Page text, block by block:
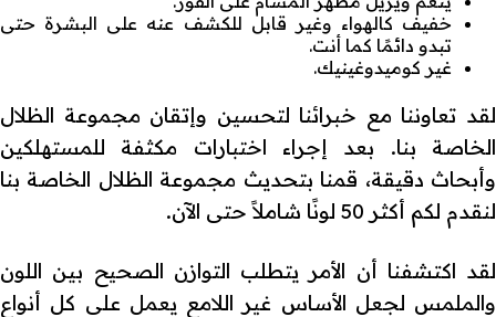
خفيف كالهواء وغير قابل للكشف عنه على البشرة حتى
تبدو دائمًا كما أنت.
غير كوميدوغينيك.
لقد تعاوننا مع خبرائنا لتحسين وإتقان مجموعة الظلال
الخاصة بنا. بعد إجراء اختبارات مكثفة للمستهلكين
وأبحاث دقيقة، قمنا بتحديث مجموعة الظلال الخاصة بنا
لنقدم لكم أكثر 50 لونًا شاملاً حتى الآن.
لقد اكتشفنا أن الأمر يتطلب التوازن الصحيح بين اللون
والملمس لجعل الأساس غير اللامع يعمل على كل أنواع